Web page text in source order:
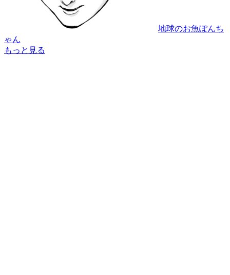
地球のお魚ぽんち
ゃん
もっと見る